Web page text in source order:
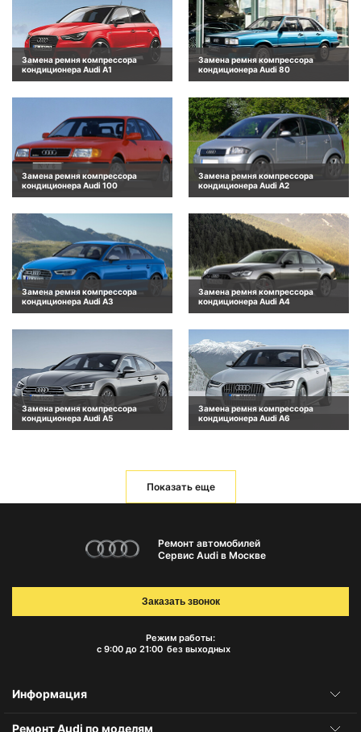
Замена ремня компрессора
кондиционера Audi A1
Замена ремня компрессора
кондиционера Audi 80
Замена ремня компрессора
кондиционера Audi 100
Замена ремня компрессора
кондиционера Audi A2
Замена ремня компрессора
кондиционера Audi A3
Замена ремня компрессора
кондиционера Audi A4
Замена ремня компрессора
кондиционера Audi A5
Замена ремня компрессора
кондиционера Audi A6
Показать еще
Ремонт автомобилей
Сервис Audi в Москве
Режим работы:
с 9:00 до 21:00 без выходных
Заказать звонок
Информация
Ремонт Audi по моделям